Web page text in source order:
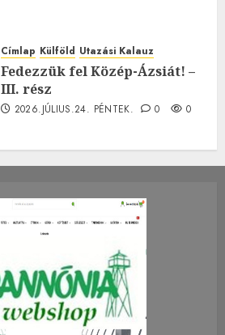
Címlap Külföld Utazási Kalauz
Fedezzük fel Közép-Ázsiát! –
III. rész
2026.JÚLIUS.24. PÉNTEK. 0 0